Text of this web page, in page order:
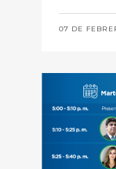
07 DE